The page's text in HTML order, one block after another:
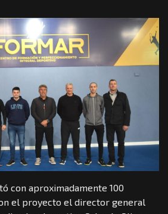
con aproximadamente 100
el proyecto el director general